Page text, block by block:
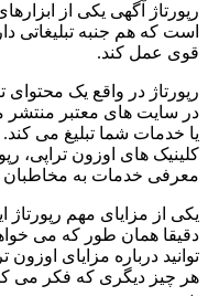
رپورتاژ آگهی یکی از
است که هم جنبه تبلیغاتی
قوی عمل کند.
رپورتاژ در واقع یک محتوای
در سایت های معتبر منتشر
یا خدمات شما تبلیغ می
کلینیک های اوزون تراپی،
معرفی خدمات به مخاطبان
یکی از مزایای مهم رپورتاژ
دقیقا همان طور که می
توانید درباره مزایای اوزون
هر چیز دیگری که فکر می